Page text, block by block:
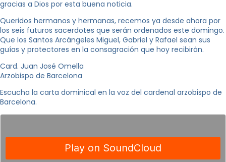
gracias a Dios por esta buena noticia.
Queridos hermanos y hermanas, recemos ya desde ahora por
los seis futuros sacerdotes que serán ordenados este domingo.
Que los Santos Arcángeles Miguel, Gabriel y Rafael sean sus
guías y protectores en la consagración que hoy recibirán.
Card. Juan José Omella
Arzobispo de Barcelona
Escucha la carta dominical en la voz del cardenal arzobispo de
Barcelona.